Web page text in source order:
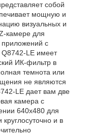
собой
мощную и
визуальных и
камере для
приложений с
LE имеет
ИК-фильтр в
темнота или
не являются
LE дает вам две
камера с
640x480 для
и в